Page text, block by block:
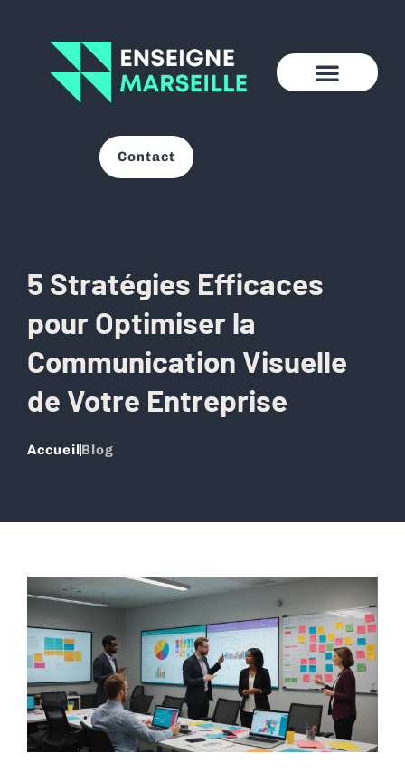
Contact
5 Stratégies Efficaces
pour Optimiser la
Communication Visuelle
de Votre Entreprise
AccueilBlog